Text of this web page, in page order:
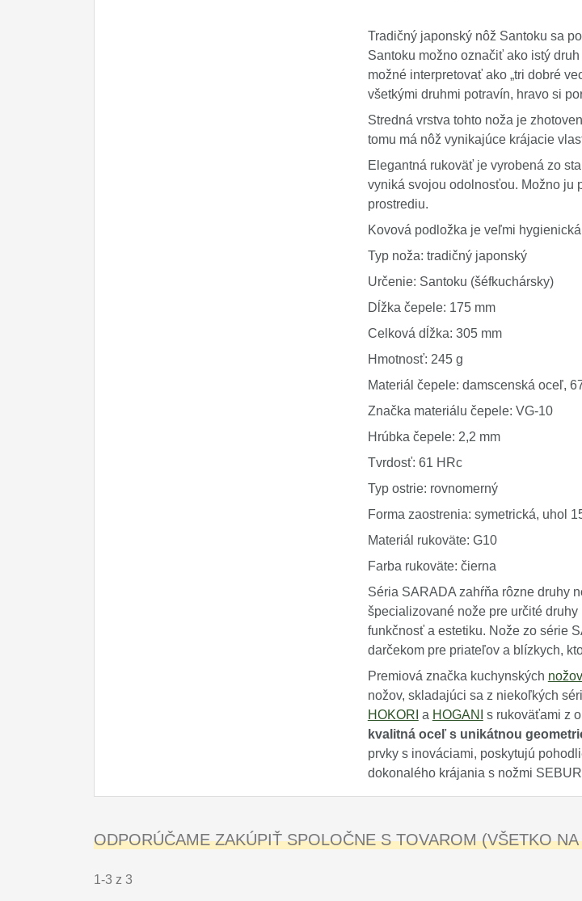
Tradičný japonský nôž Santoku sa
Santoku možno označiť ako istý
možné interpretovať ako „tri dobré
všetkými druhmi potravín, hravo si
Stredná vrstva tohto noža je
tomu má nôž vynikajúce krájacie
Elegantná rukoväť je vyrobená zo
vyniká svojou odolnosťou. Možno ju
prostrediu.
Kovová podložka je veľmi
Typ noža: tradičný japonský
Určenie: Santoku (šéfkuchársky)
Dĺžka čepele: 175 mm
Celková dĺžka: 305 mm
Hmotnosť: 245 g
Materiál čepele: damscenská oceľ,
Značka materiálu čepele: VG-10
Hrúbka čepele: 2,2 mm
Tvrdosť: 61 HRc
Typ ostrie: rovnomerný
Forma zaostrenia: symetrická, uhol
Materiál rukoväte: G10
Farba rukoväte: čierna
Séria SARADA zahŕňa rôzne druhy
špecializované nože pre určité
funkčnosť a estetiku. Nože zo série
darčekom pre priateľov a blízkych,
Premiová značka kuchynských
nožov, skladajúci sa z niekoľkých
HOKORI a HOGANI s rukoväťami z
kvalitná oceľ s unikátnou
prvky s inováciami, poskytujú
dokonalého krájania s nožmi
ODPORÚČAME ZAKÚPIŤ SPOLOČNE S TOVAROM (VŠETKO
1-3 z 3